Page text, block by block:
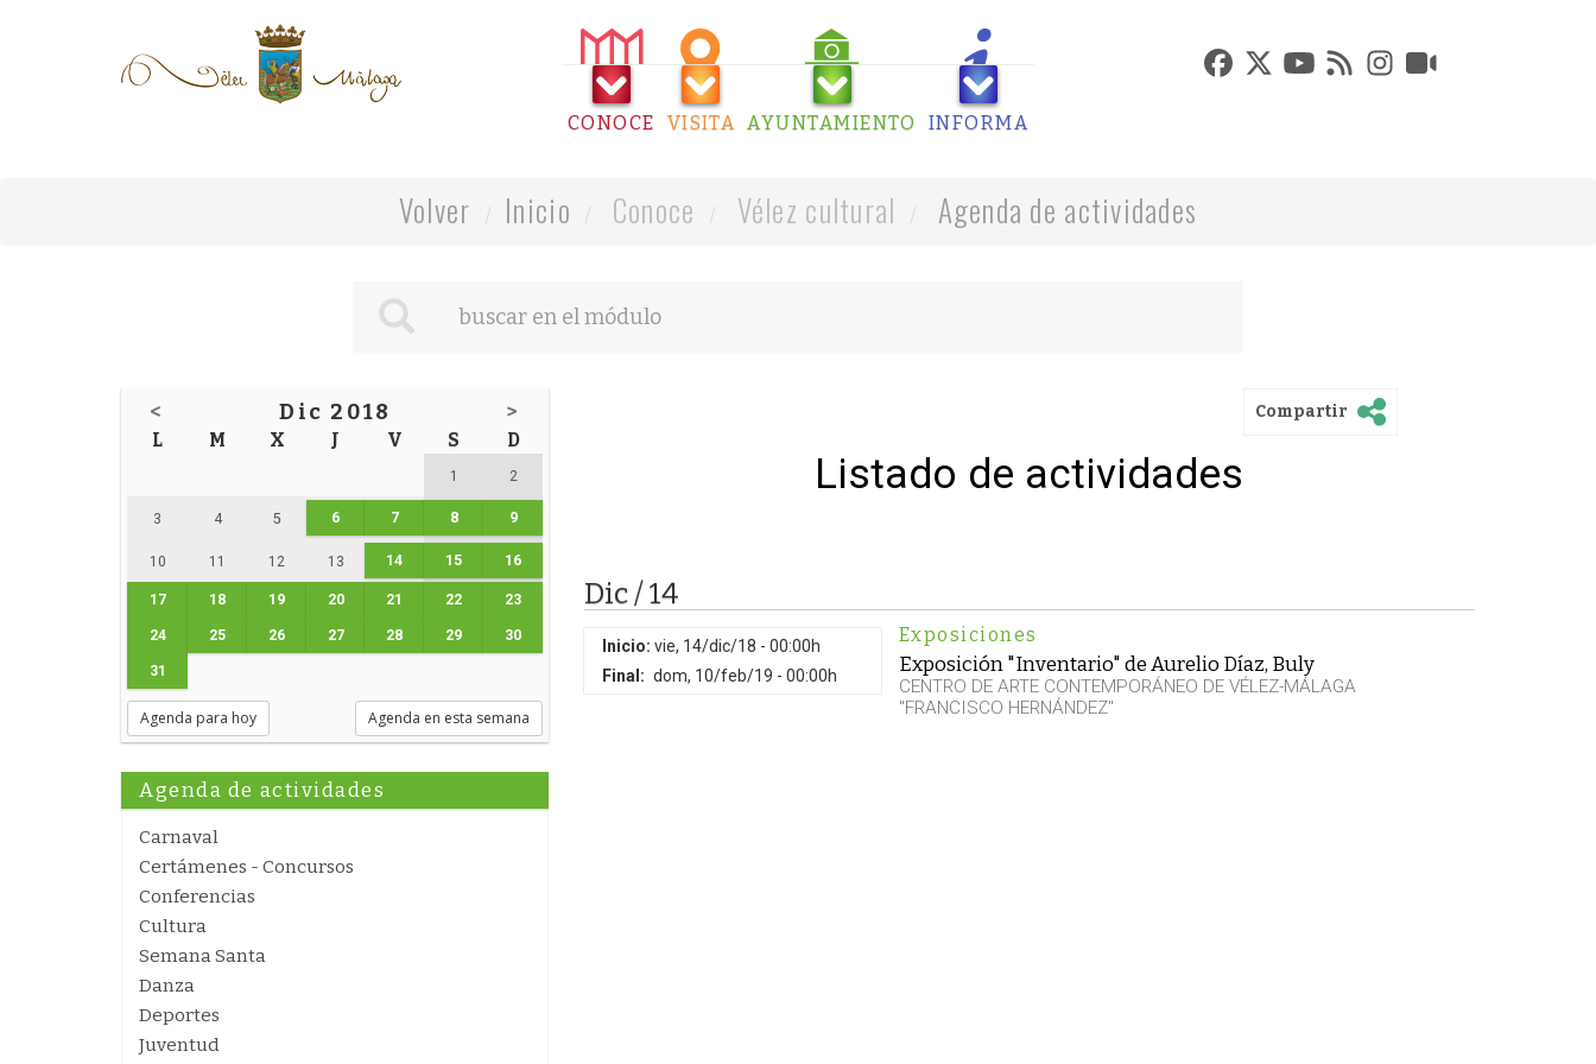
CONOCE VISITA AYUNTAMIENTO INFORMA
Volver Inicio Conoce Vélez cultural Agenda de actividades
< Dic 2018 >
L M X J V S D
1 2
3 4 5 6 7 8 9
10 11 12 13 14 15 16
17 18 19 20 21 22 23
24 25 26 27 28 29 30
31
Agenda para hoy Agenda en esta semana
Agenda de actividades
Carnaval
Certámenes - Concursos
Conferencias
Cultura
Semana Santa
Danza
Deportes
Juventud
Compartir
Listado de actividades
Dic / 14
Inicio: vie, 14/dic/18 - 00:00h
Final: dom, 10/feb/19 - 00:00h
Exposiciones
Exposición "Inventario" de Aurelio Díaz, Buly
CENTRO DE ARTE CONTEMPORÁNEO DE VÉLEZ-MÁLAGA
"FRANCISCO HERNÁNDEZ"